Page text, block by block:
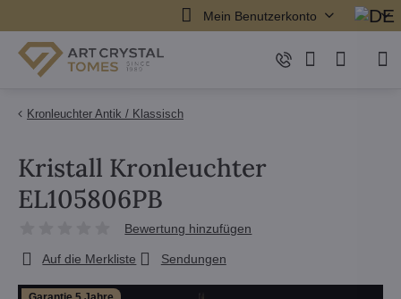
Mein Benutzerkonto
Kronleuchter Antik / Klassisch
Kristall Kronleuchter
EL105806PB
Bewertung hinzufügen
Auf die Merkliste Sendungen